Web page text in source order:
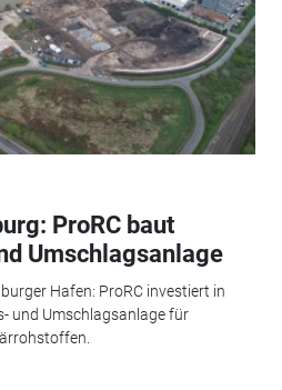
ProRC baut
Umschlagsanlage
Hafen: ProRC investiert in
und Umschlagsanlage für